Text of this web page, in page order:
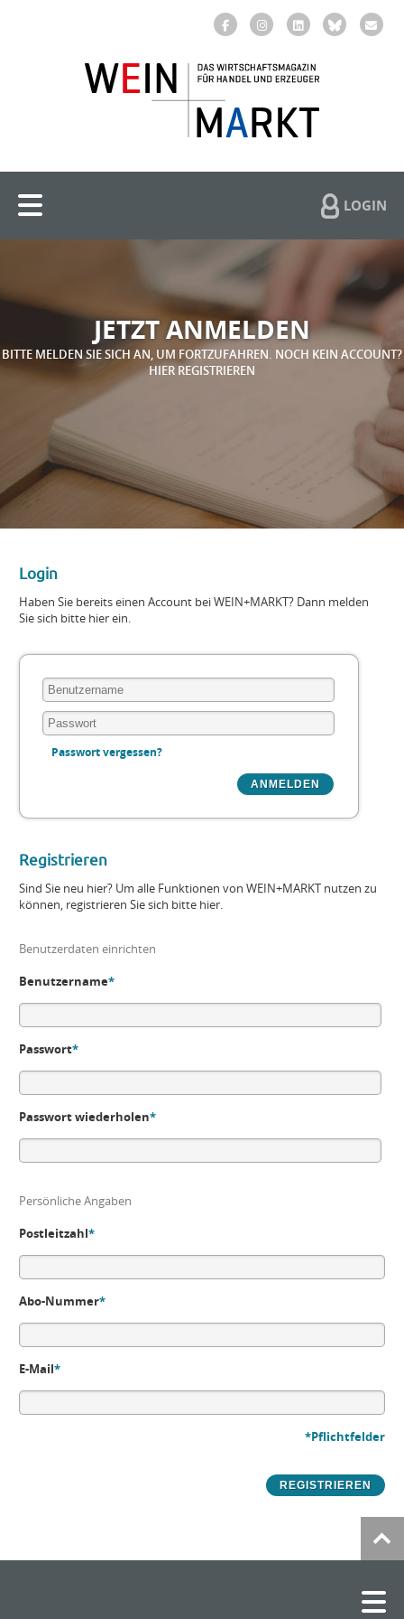
LOGIN
JETZT ANMELDEN
BITTE MELDEN SIE SICH AN, UM FORTZUFAHREN. NOCH KEIN ACCOUNT?
HIER REGISTRIEREN
Login
Haben Sie bereits einen Account bei WEIN+MARKT? Dann melden
Sie sich bitte hier ein.
Passwort vergessen?
Registrieren
Sind Sie neu hier? Um alle Funktionen von WEIN+MARKT nutzen zu
können, registrieren Sie sich bitte hier.
Benutzerdaten einrichten
Benutzername*
Passwort*
Passwort wiederholen*
Persönliche Angaben
Postleitzahl*
Abo-Nummer*
E-Mail*
*Pflichtfelder